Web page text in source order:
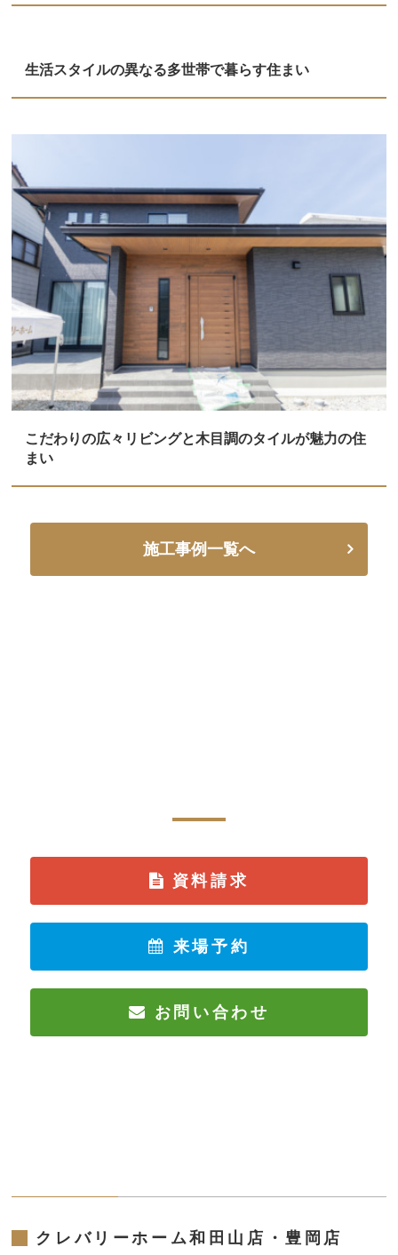
生活スタイルの異なる多世帯で暮らす住まい
こだわりの広々リビングと木目調のタイルが魅力の住
まい
施工事例一覧へ
資料請求
来場予約
お問い合わせ
クレバリーホーム和田山店・豊岡店